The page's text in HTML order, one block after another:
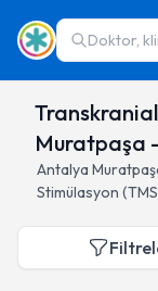
Doktor,
Muratpaşa
Antalya
Stimülasyon